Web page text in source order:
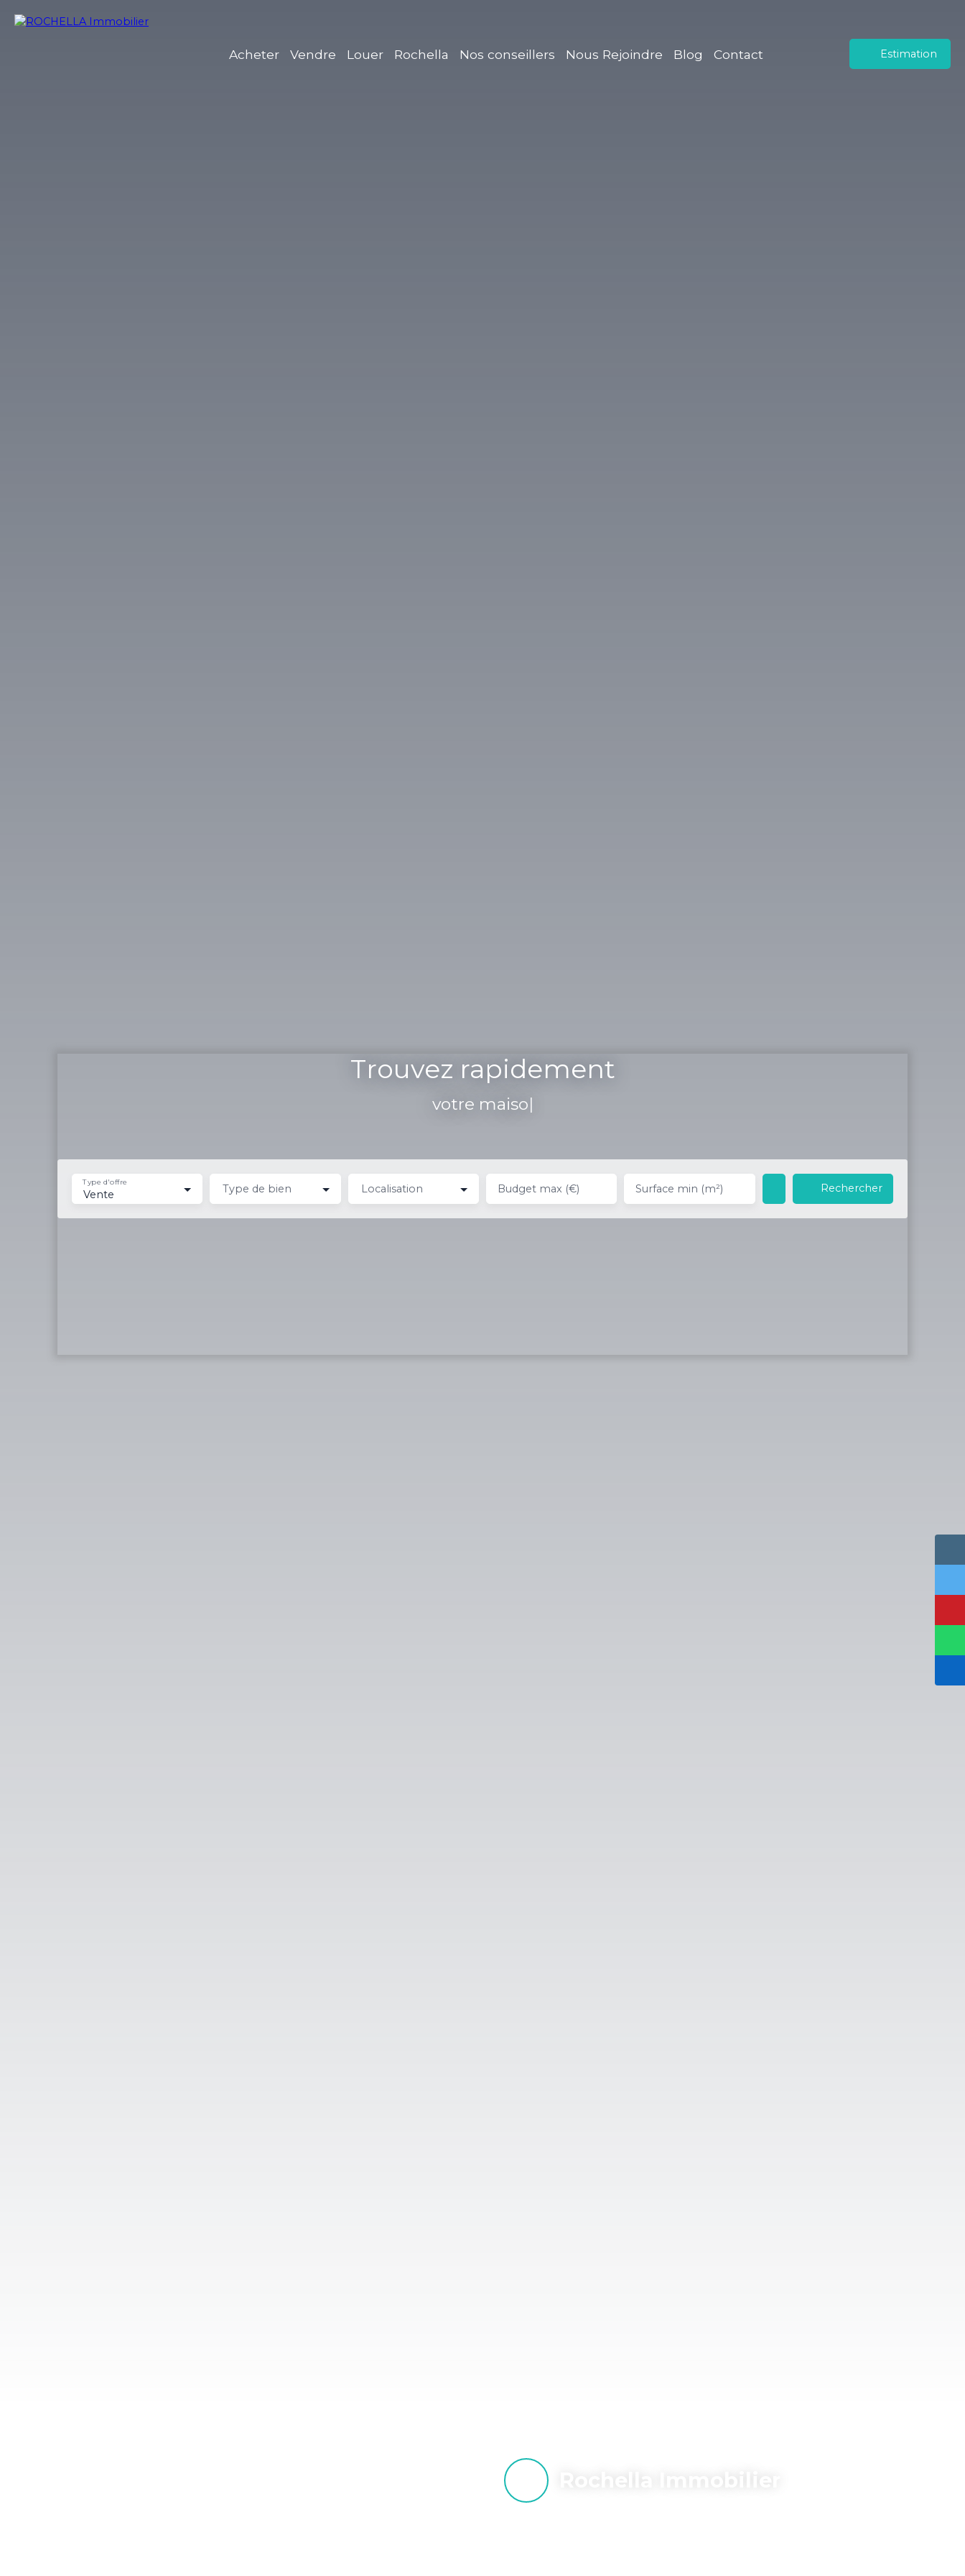
Acheter Vendre Louer Rochella Nos conseillers Nous Rejoindre Blog Contact Estimation
Trouvez rapidement
votre maison
Vente
Type d'offre Type de bien Localisation Budget max (€) Surface min (m²) Rechercher